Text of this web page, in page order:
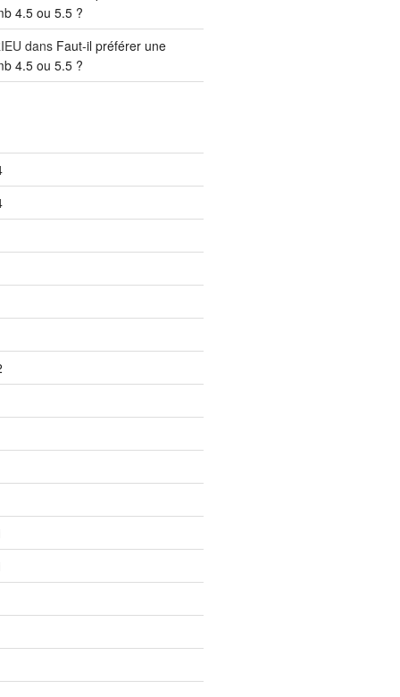
4.5 ou 5.5 ?
dans Faut-il préférer une
4.5 ou 5.5 ?